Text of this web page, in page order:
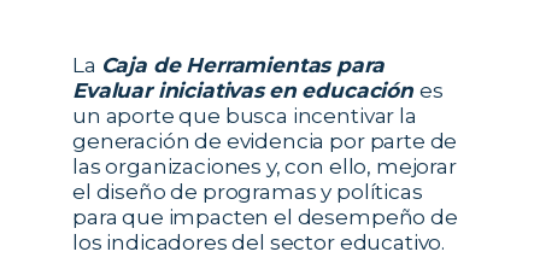
La Caja de Herramientas para
Evaluar iniciativas en educaciónes
un aporte que busca incentivar la
generación de evidencia por parte de
las organizaciones y, con ello, mejorar
el diseño de programas y políticas
para que impacten el desempeño de
los indicadores del sector educativo.